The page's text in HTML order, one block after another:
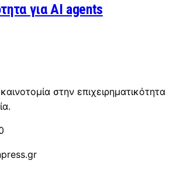
για AI agents
στην επιχειρηματικότητα